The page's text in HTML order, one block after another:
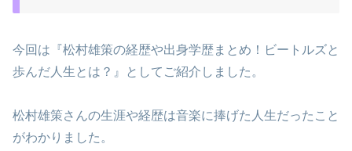
今回は『松村雄策の経歴や出身学歴まとめ！ビートルズと
歩んだ人生とは？』としてご紹介しました。
松村雄策さんの生涯や経歴は音楽に捧げた人生だったこと
がわかりました。